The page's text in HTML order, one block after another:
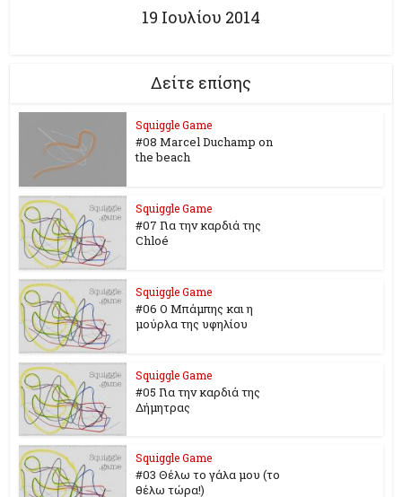
19 Ιουλίου 2014
Δείτε επίσης
Squiggle Game
#08 Marcel Duchamp on
the beach
Squiggle Game
#07 Για την καρδιά της
Chloé
Squiggle Game
#06 Ο Μπάμπης και η
μούρλα της υφηλίου
Squiggle Game
#05 Για την καρδιά της
Δήμητρας
Squiggle Game
#03 Θέλω το γάλα μου (το
θέλω τώρα!)